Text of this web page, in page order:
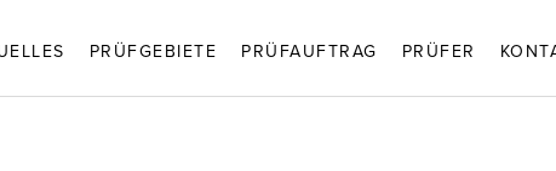
PRÜFGEBIETE PRÜFAUFTRAG PRÜFER